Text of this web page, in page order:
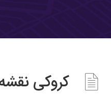
کروکی